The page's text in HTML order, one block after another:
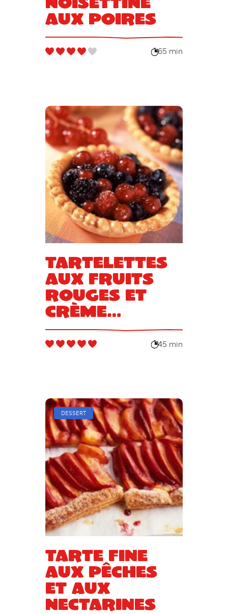
aux poires
65 min
Tartelettes
aux fruits
rouges et
crème
chantilly
45 min
DESSERT
Tarte fine
aux pêches
et aux
nectarines